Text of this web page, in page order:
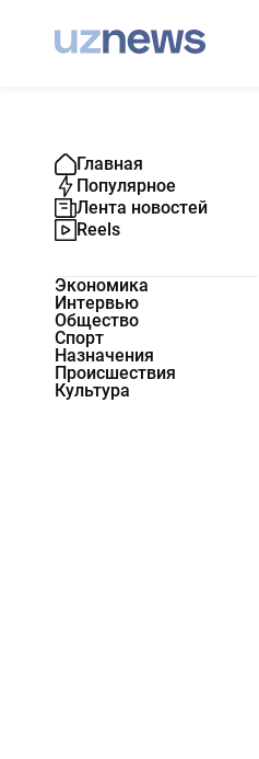
Главная
Популярное
Лента новостей
Reels
Экономика
Интервью
Общество
Спорт
Назначения
Происшествия
Культура